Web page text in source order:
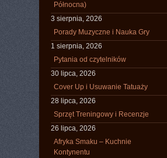
Północna)
3 sierpnia, 2026
Porady Muzyczne i Nauka Gry
1 sierpnia, 2026
Pytania od czytelników
30 lipca, 2026
Cover Up i Usuwanie Tatuaży
28 lipca, 2026
Sprzęt Treningowy i Recenzje
26 lipca, 2026
Afryka Smaku – Kuchnie
Kontynentu